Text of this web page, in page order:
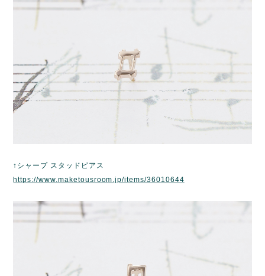
↑シャープ スタッドピアス
https://www.maketousroom.jp/items/36010644